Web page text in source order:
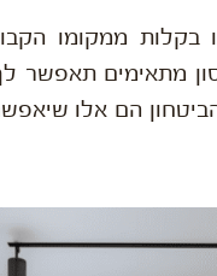
בקלות ממקומו
מתאימים
הם אלו